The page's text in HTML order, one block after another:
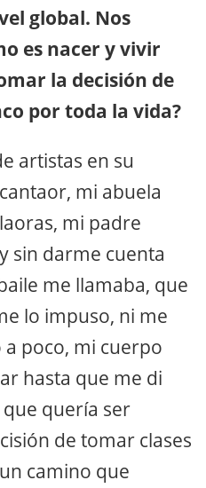
global. Nos
es nacer y vivir
la decisión de
por toda la vida?
artistas en su
mi abuela
mi padre
sin darme cuenta
me llamaba, que
lo impuso, ni me
poco, mi cuerpo
hasta que me di
quería ser
de tomar clases
camino que